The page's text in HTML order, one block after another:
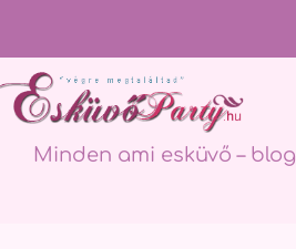
Minden ami esküvő – blog